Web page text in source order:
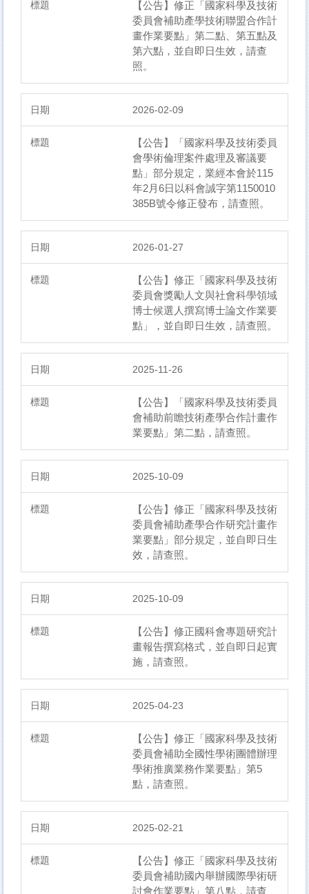
【公告】​修正「國家科學及技術
委員會補助產學技術聯盟合作計
畫作業要點」第二點、第五點及
第六點，並自即日生效，請查
照。
2026-02-09
【公告】「國家科學及技術委員
會學術倫理案件處理及審議要
點」部分規定，業經本會於115
年2月6日以科會誠字第1150010
385B號令修正發布，請查照。
2026-01-27
【公告】修正「國家科學及技術
委員會獎勵人文與社會科學領域
博士候選人撰寫博士論文作業要
點」，並自即日生效，請查照。
2025-11-26
【公告】「國家科學及技術委員
會補助前瞻技術產學合作計畫作
業要點」第二點，請查照。
2025-10-09
【公告】​修正「國家科學及技術
委員會補助產學合作研究計畫作
業要點」部分規定，並自即日生
效，請查照。
2025-10-09
【公告】修正國科會專題研究計
畫報告撰寫格式，並自即日起實
施，請查照。
2025-04-23
【公告】修正「國家科學及技術
委員會補助全國性學術團體辦理
學術推廣業務作業要點」第5
點，請查照。
2025-02-21
【公告】​修正「國家科學及技術
委員會補助國內舉辦國際學術研
討會作業要點」第八點，請查